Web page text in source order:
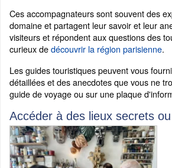
Ces accompagnateurs sont souvent des
domaine et partagent leur savoir et leur
visiteurs et répondent aux questions des
curieux dedécouvrir la région parisienne.
Les guides touristiques peuvent vous
détaillées et des anecdotes que vous ne
guide de voyage ou sur une plaque
Accéder à des lieux secrets